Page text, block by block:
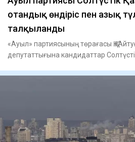
отандық өндіріс пен азық
талқыланды
«Ауыл» партиясының төрағасы Қ.Қ.
депутаттығына кандидаттар